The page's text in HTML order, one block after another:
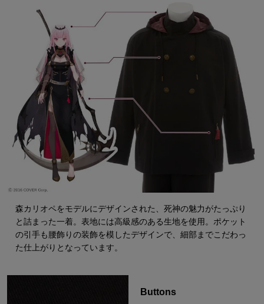
森カリオペをモデルにデザインされた、死神の魅力がたっぷり
と詰まった一着。表地には高級感のある生地を使用。ポケット
の引手も腰飾りの装飾を模したデザインで、細部までこだわっ
た仕上がりとなっています。
Buttons